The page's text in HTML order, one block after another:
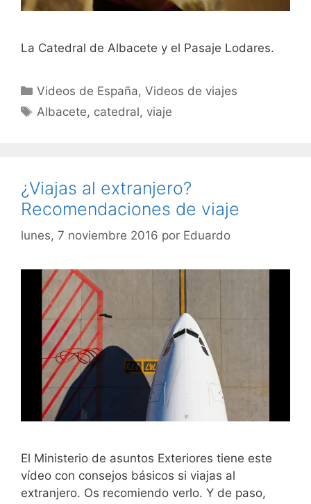
La Catedral de Albacete y el Pasaje Lodares.
Categorías
Videos de España,Videos de viajes
Etiquetas
Albacete, catedral, viaje
¿Viajas al extranjero?
Recomendaciones de viaje
lunes, 7 noviembre 2016 por Eduardo
El Ministerio de asuntos Exteriores tiene este
vídeo con consejos básicos si viajas al
extranjero. Os recomiendo verlo. Y de paso,